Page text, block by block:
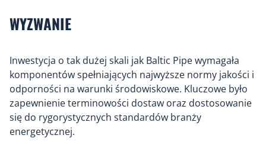
WYZWANIE
Inwestycja o tak dużej skali jak Baltic Pipe wymagała
komponentów spełniających najwyższe normy jakości i
odporności na warunki środowiskowe. Kluczowe było
zapewnienie terminowości dostaw oraz dostosowanie
się do rygorystycznych standardów branży
energetycznej.